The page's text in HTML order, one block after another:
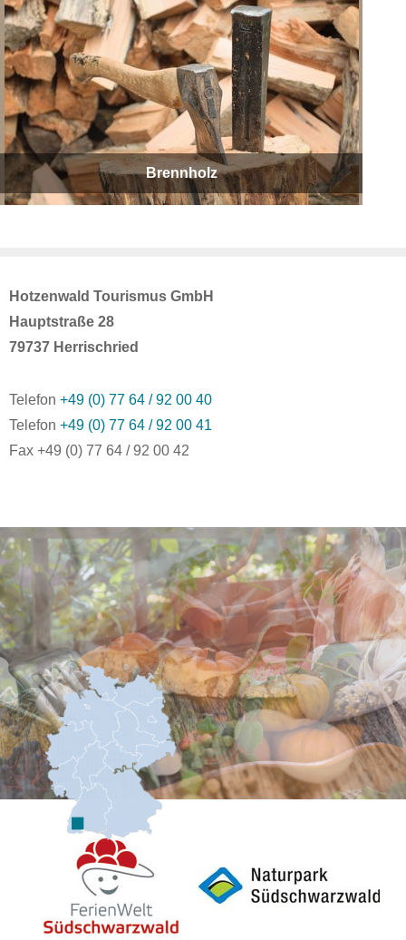
Brennholz
Hotzenwald Tourismus GmbH
Hauptstraße 28
79737 Herrischried
Telefon +49 (0) 77 64 / 92 00 40
Telefon +49 (0) 77 64 / 92 00 41
Fax +49 (0) 77 64 / 92 00 42